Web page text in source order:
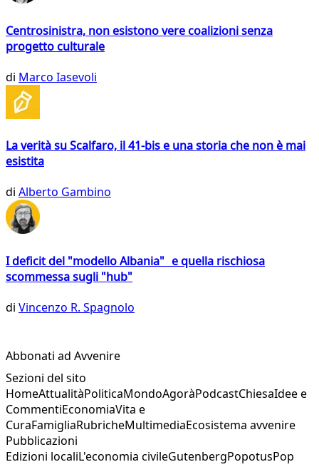
Centrosinistra, non esistono vere coalizioni senza
progetto culturale
di Marco Iasevoli
La verità su Scalfaro, il 41-bis e una storia che non è mai
esistita
di Alberto Gambino
I deficit del "modello Albania" e quella rischiosa
scommessa sugli "hub"
di Vincenzo R. Spagnolo
Abbonati ad Avvenire
Sezioni del sito
HomeAttualitàPoliticaMondoAgoràPodcastChiesaIdee e
CommentiEconomiaVita e
CuraFamigliaRubricheMultimediaEcosistema avvenire
Pubblicazioni
Edizioni localiL'economia civileGutenbergPopotusPop